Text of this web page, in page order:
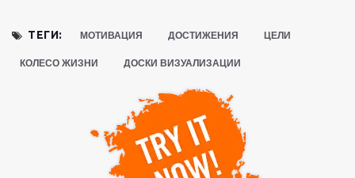
ТЕГИ: МОТИВАЦИЯ ДОСТИЖЕНИЯ ЦЕЛИ
КОЛЕСО ЖИЗНИ ДОСКИ ВИЗУАЛИЗАЦИИ